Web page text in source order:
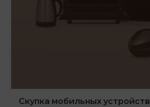
Скупка мобильных устройств